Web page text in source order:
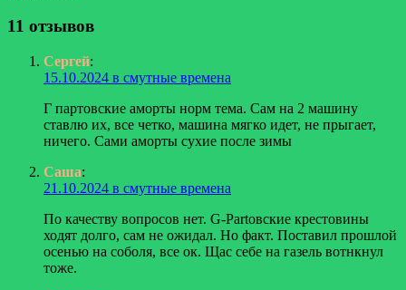
через
почту
11 отзывов
Сергей:
15.10.2024 в смутные времена
Г партовские аморты норм тема. Сам на 2 машину
ставлю их, все четко, машина мягко идет, не прыгает,
ничего. Сами аморты сухие после зимы
Саша:
21.10.2024 в смутные времена
По качеству вопросов нет. G-Partовские крестовины
ходят долго, сам не ожидал. Но факт. Поставил прошлой
осенью на соболя, все ок. Щас себе на газель вотнкнул
тоже.